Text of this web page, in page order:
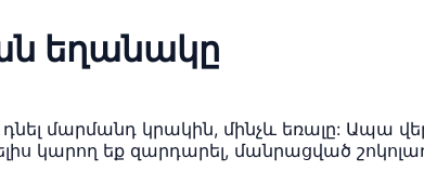
եղանակը
մարմանդ կրակին, մինչև եռալը: Ապա
կարող եք զարդարել, մանրացված